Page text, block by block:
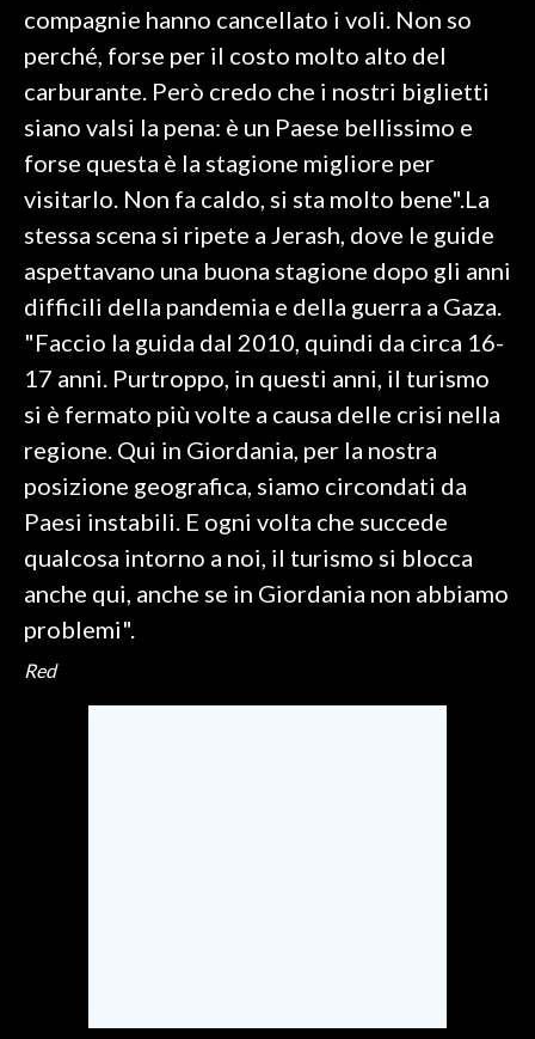
ANNUNCI
NECROLOGI
PUBBLICITÀ
SPIAGGE
STORE
compagnie hanno cancellato i voli. Non so
perché, forse per il costo molto alto del
carburante. Però credo che i nostri biglietti
siano valsi la pena: è un Paese bellissimo e
forse questa è la stagione migliore per
visitarlo. Non fa caldo, si sta molto bene".La
stessa scena si ripete a Jerash, dove le guide
aspettavano una buona stagione dopo gli anni
difficili della pandemia e della guerra a Gaza.
"Faccio la guida dal 2010, quindi da circa 16-
17 anni. Purtroppo, in questi anni, il turismo
si è fermato più volte a causa delle crisi nella
regione. Qui in Giordania, per la nostra
posizione geografica, siamo circondati da
Paesi instabili. E ogni volta che succede
qualcosa intorno a noi, il turismo si blocca
anche qui, anche se in Giordania non abbiamo
problemi".
Red